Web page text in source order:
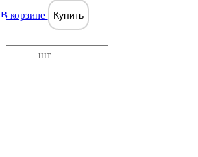
В корзине Купить
шт